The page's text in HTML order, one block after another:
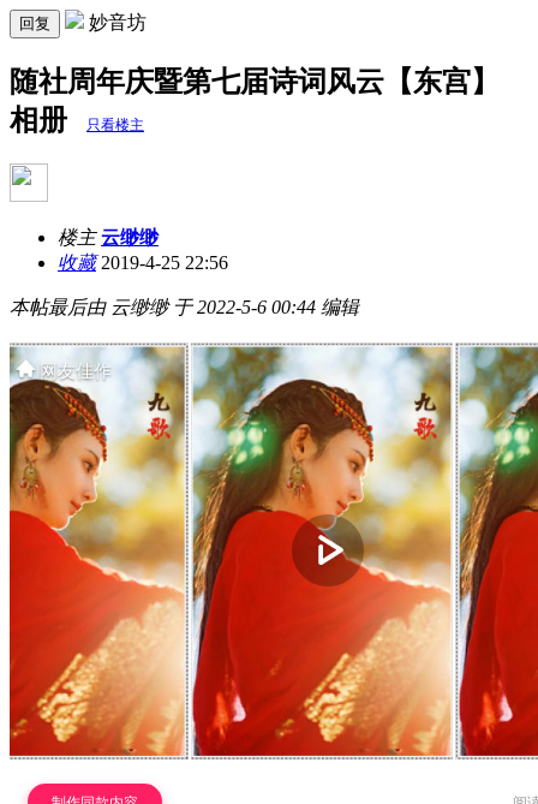
回复 妙音坊
随社周年庆暨第七届诗词风云【东宫】
相册
只看楼主
楼主 云缈缈
收藏2019-4-25 22:56
本帖最后由 云缈缈 于 2022-5-6 00:44 编辑